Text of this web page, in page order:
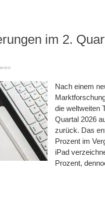
im 2.
Nach einem
die weltweiten
Quartal 2026
zurück. Das
Prozent im
iPad
Prozent,